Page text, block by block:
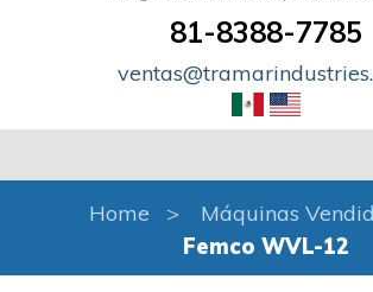
81-8388-7785
Home
Máquinas
Femco WVL-12